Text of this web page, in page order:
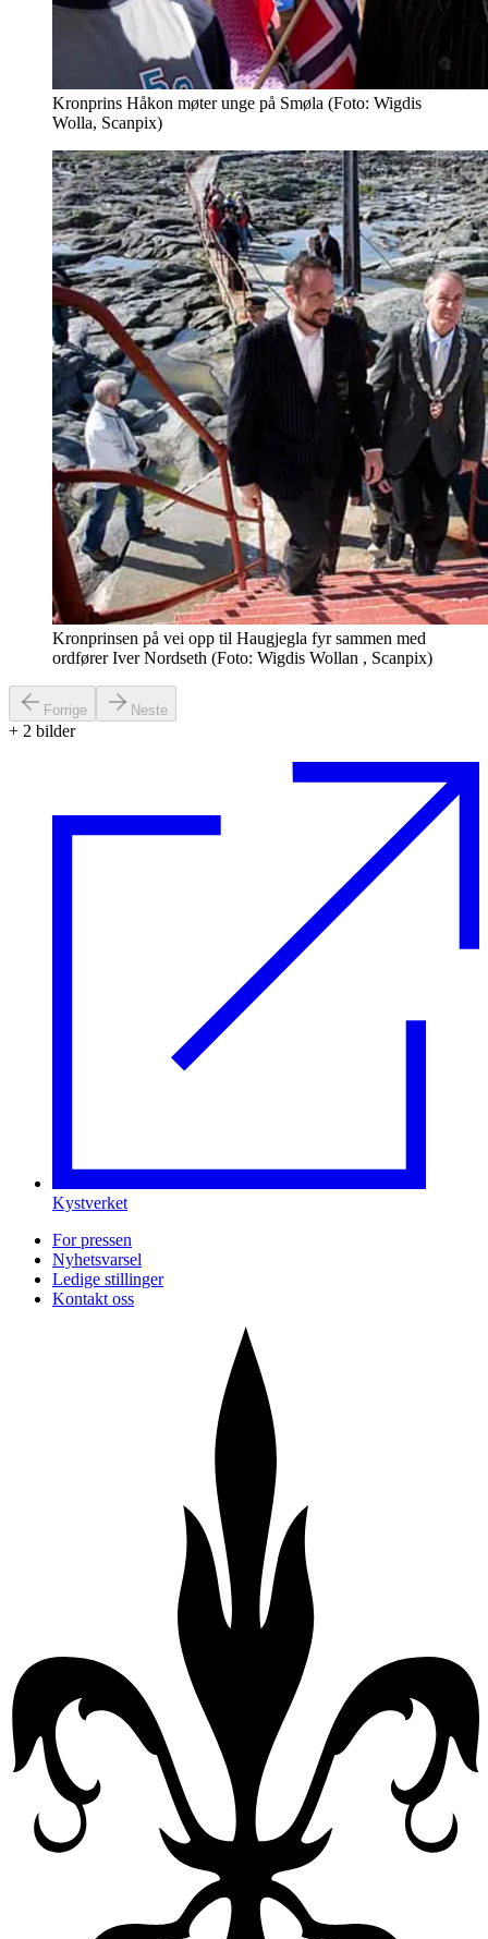
Kronprins Håkon møter unge på Smøla (Foto: Wigdis
Wolla, Scanpix)
Kronprinsen på vei opp til Haugjegla fyr sammen med
ordfører Iver Nordseth (Foto: Wigdis Wollan , Scanpix)
Forrige Neste
+ 2 bilder
Kystverket
For pressen
Nyhetsvarsel
Ledige stillinger
Kontakt oss